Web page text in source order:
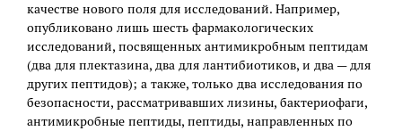
качестве нового поля для исследований. Например,
опубликовано лишь шесть фармакологических
исследований, посвященных антимикробным пептидам
(два для плектазина, два для лантибиотиков, и два — для
других пептидов); а также, только два исследования по
безопасности, рассматривавших лизины, бактериофаги,
антимикробные пептиды, пептиды, направленных по